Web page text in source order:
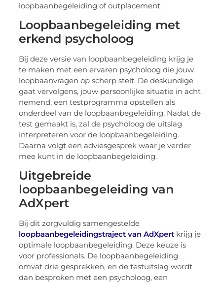
loopbaanbegeleiding of outplacement.
Loopbaanbegeleiding met
erkend psycholoog
Bij deze versie van loopbaanbegeleiding krijg je
te maken met een ervaren psycholoog die jouw
loopbaanvragen op scherp stelt. De deskundige
gaat vervolgens, jouw persoonlijke situatie in acht
nemend, een testprogramma opstellen als
onderdeel van de loopbaanbegeleiding. Nadat de
test gemaakt is, zal de psycholoog de uitslag
interpreteren voor de loopbaanbegeleiding.
Daarna volgt een adviesgesprek waar je verder
mee kunt in de loopbaanbegeleiding.
Uitgebreide
loopbaanbegeleiding van
AdXpert
Bij dit zorgvuldig samengestelde
loopbaanbegeleidingstraject van AdXpert krijg je
optimale loopbaanbegeleiding. Deze keuze is
voor professionals. De loopbaanbegeleiding
omvat drie gesprekken, en de testuitslag wordt
dan besproken met een psycholoog, een